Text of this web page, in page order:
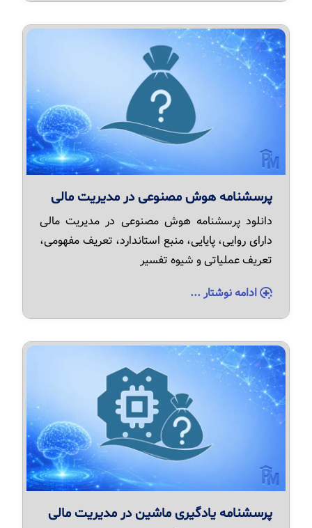
پرسشنامه هوش مصنوعی در مدیریت مالی
دانلود پرسشنامه هوش مصنوعی در مدیریت مالی
دارای روایی، پایایی، منبع استاندارد، تعریف مفهومی،
تعریف عملیاتی و شیوه تفسیر
ادامه نوشتار ...
پرسشنامه یادگیری ماشین در مدیریت مالی